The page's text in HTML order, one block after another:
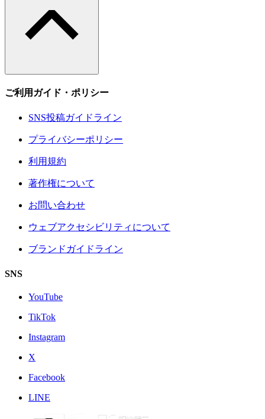
ご利用ガイド・ポリシー
SNS投稿ガイドライン
プライバシーポリシー
利用規約
著作権について
お問い合わせ
ウェブアクセシビリティについて
ブランドガイドライン
SNS
YouTube
TikTok
Instagram
X
Facebook
LINE